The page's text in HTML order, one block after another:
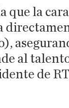
que la
al
de